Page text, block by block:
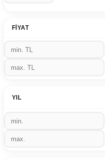
FIYAT
YIL